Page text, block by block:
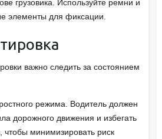
грузовика. Используйте ремни и
элементы для фиксации.
важно следить за состоянием
режима. Водитель должен
дорожного движения и избегать
чтобы минимизировать риск